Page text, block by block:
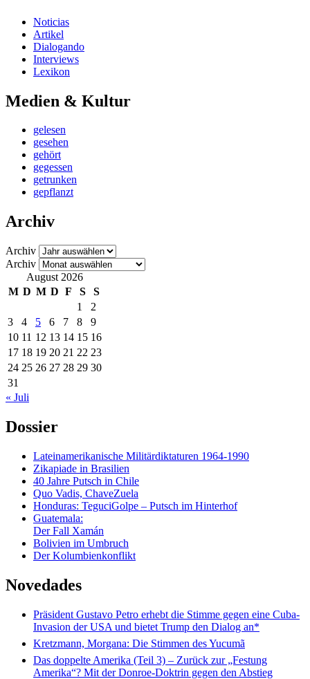
Noticias
Artikel
Dialogando
Interviews
Lexikon
Medien & Kultur
gelesen
gesehen
gehört
gegessen
getrunken
gepflanzt
Archiv
Archiv
Archiv
August 2026
M D M D F S
S
1
2
3
4 5 6 7 8
9
10 11 12 13 14 15 16
17 18 19 20 21 22 23
24 25 26 27 28 29 30
31
« Juli
Dossier
Lateinamerikanische Militärdiktaturen 1964-1990
Zikapiade in Brasilien
40 Jahre Putsch in Chile
Quo Vadis, ChaveZuela
Honduras: TeguciGolpe – Putsch im Hinterhof
Guatemala:
Der Fall Xamán
Bolivien im Umbruch
Der Kolumbienkonflikt
Novedades
Präsident Gustavo Petro erhebt die Stimme gegen eine Cuba-
Invasion der USA und bietet Trump den Dialog an*
Kretzmann, Morgana: Die Stimmen des Yucumã
Das doppelte Amerika (Teil 3) – Zurück zur „Festung
Amerika“? Mit der Donroe-Doktrin gegen den Abstieg